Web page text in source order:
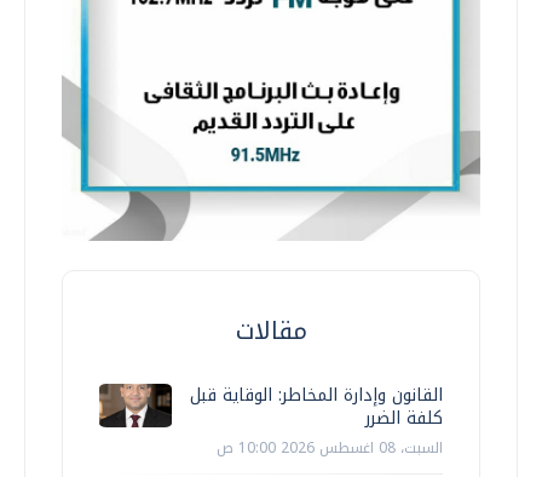
مقالات
القانون وإدارة المخاطر: الوقاية قبل
كلفة الضرر
السبت، 08 اغسطس 2026 10:00 ص